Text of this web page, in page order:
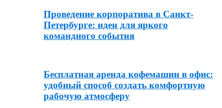
Проведение корпоратива в Санкт-
Петербурге: идеи для яркого
командного события
Бесплатная аренда кофемашин в офис:
удобный способ создать комфортную
рабочую атмосферу